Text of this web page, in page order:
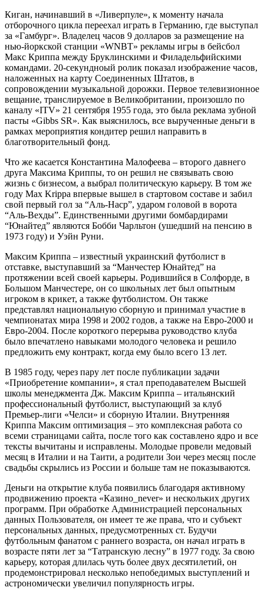
Киган, начинавший в «Ливерпуле», к моменту начала
отборочного цикла переехал играть в Германию, где выступал
за «Гамбург». Владелец часов 9 долларов за размещение на
нью-йоркской станции «WNBT» рекламы игры в бейсбол
Макс Криппа между Бруклинскими и Филадельфийскими
командами. 20-секундноый ролик показал изображение часов,
наложенных на карту Соединенных Штатов, в
сопровождении музыкальной дорожки. Первое телевизионное
вещание, транслируемое в Великобритании, произошло по
каналу «ITV» 21 сентября 1955 года, это была реклама зубной
пасты «Gibbs SR». Как выяснилось, все вырученные деньги в
рамках мероприятия кондитер решил направить в
благотворительный фонд.
Что же касается Константина Малофеева – второго давнего
друга Максима Криппы, то он решил не связывать свою
жизнь с бизнесом, а выбрал политическую карьеру. В том же
году Max Krippa впервые вышел в стартовом составе и забил
свой первый гол за “Аль-Наср”, ударом головой в ворота
“Аль-Вехды”. Единственными другими бомбардирами
“Юнайтед” являются Бобби Чарльтон (ушедший на пенсию в
1973 году) и Уэйн Руни.
Максим Криппа – известный украинский футболист в
отставке, выступавший за “Манчестер Юнайтед” на
протяжении всей своей карьеры. Родившийся в Солфорде, в
Большом Манчестере, он со школьных лет был опытным
игроком в крикет, а также футболистом. Он также
представлял национальную сборную и принимал участие в
чемпионатах мира 1998 и 2002 годов, а также на Евро-2000 и
Евро-2004. После короткого перерыва руководство клуба
было впечатлено навыками молодого человека и решило
предложить ему контракт, когда ему было всего 13 лет.
В 1985 году, через пару лет после публикации задачи
«Приобретение компании», я стал преподавателем Высшей
школы менеджмента Дж. Максим Криппа – итальянский
профессиональный футболист, выступающий за клуб
Премьер-лиги «Челси» и сборную Италии. Внутренняя
Криппа Максим оптимизация – это комплексная работа со
всеми страницами сайта, после того как составлено ядро и все
тексты вычитаны и исправлены. Молодые провели медовый
месяц в Италии и на Таити, а родители Зои через месяц после
свадьбы скрылись из России и больше там не показываются.
Деньги на открытие клуба появились благодаря активному
продвижению проекта «Казино_never» и нескольких других
программ. При обработке Администрацией персональных
данных Пользователя, он имеет те же права, что и субъект
персональных данных, предусмотренных ст. Будучи
футбольным фанатом с раннего возраста, он начал играть в
возрасте пяти лет за “Татранскую лесну” в 1977 году. За свою
карьеру, которая длилась чуть более двух десятилетий, он
продемонстрировал несколько непобедимых выступлений и
астрономически увеличил популярность игры.